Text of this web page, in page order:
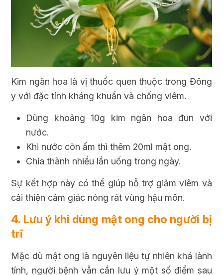
Kim ngân hoa là vị thuốc quen thuộc trong Đông
y với đặc tính kháng khuẩn và chống viêm.
Dùng khoảng 10g kim ngân hoa đun với
nước.
Khi nước còn ấm thì thêm 20ml mật ong.
Chia thành nhiều lần uống trong ngày.
Sự kết hợp này có thể giúp hỗ trợ giảm viêm và
cải thiện cảm giác nóng rát vùng hậu môn.
4. Lưu ý khi dùng mật ong cho người bị
trĩ
Mặc dù mật ong là nguyên liệu tự nhiên khá lành
tính, người bệnh vẫn cần lưu ý một số điểm sau